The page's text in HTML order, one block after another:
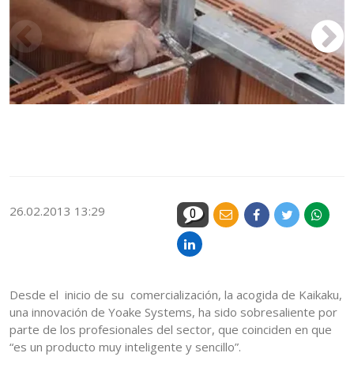
26.02.2013 13:29 0
Desde el inicio de su comercialización, la acogida de Kaikaku,
una innovación de Yoake Systems, ha sido sobresaliente por
parte de los profesionales del sector, que coinciden en que
“es un producto muy inteligente y sencillo”.